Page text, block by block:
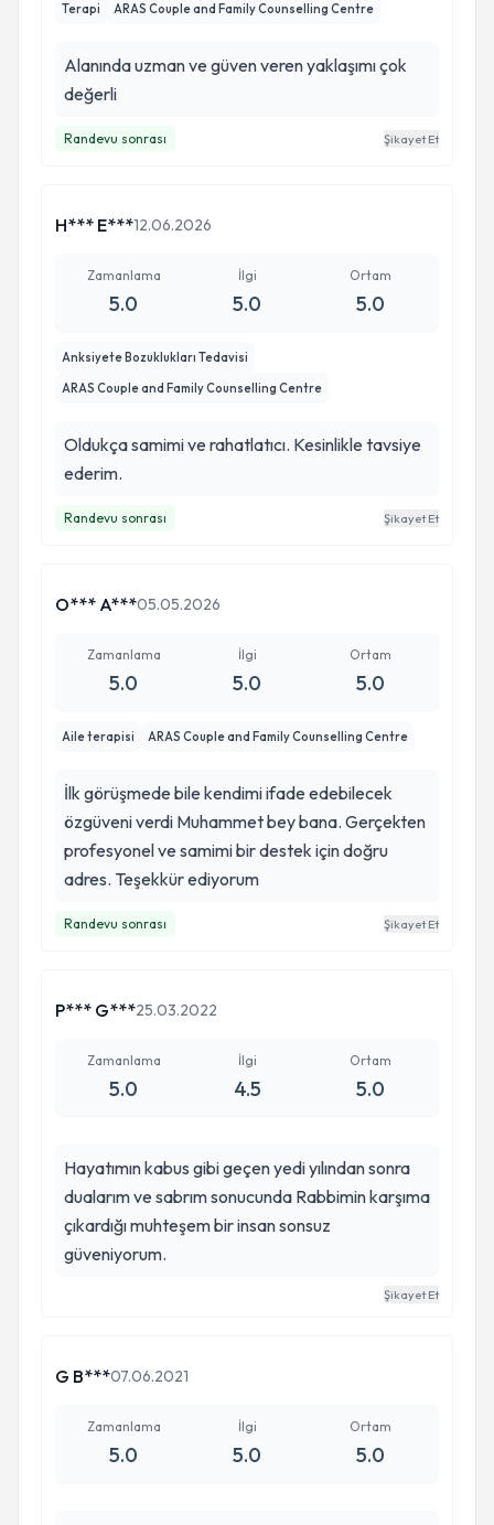
Terapi ARAS Couple and Family Counselling Centre
Alanında uzman ve güven veren yaklaşımı çok
değerli
Randevu sonrası Şikayet Et
H*** E***12.06.2026
Zamanlama
5.0
İlgi
5.0
Ortam
5.0
Anksiyete Bozuklukları Tedavisi
ARAS Couple and Family Counselling Centre
Oldukça samimi ve rahatlatıcı. Kesinlikle tavsiye
ederim.
Randevu sonrası Şikayet Et
O*** A***05.05.2026
Zamanlama
5.0
İlgi
5.0
Ortam
5.0
Aile terapisi ARAS Couple and Family Counselling Centre
İlk görüşmede bile kendimi ifade edebilecek
özgüveni verdi Muhammet bey bana. Gerçekten
profesyonel ve samimi bir destek için doğru
adres. Teşekkür ediyorum
Randevu sonrası Şikayet Et
P*** G***25.03.2022
Zamanlama
5.0
İlgi
4.5
Ortam
5.0
Hayatımın kabus gibi geçen yedi yılından sonra
dualarım ve sabrım sonucunda Rabbimin karşıma
çıkardığı muhteşem bir insan sonsuz
güveniyorum.
Şikayet Et
G B***07.06.2021
Zamanlama
5.0
İlgi
5.0
Ortam
5.0